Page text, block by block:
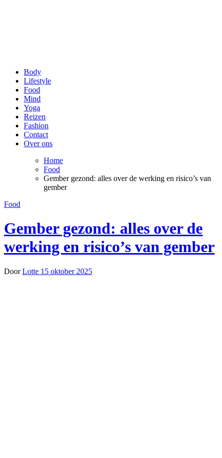
Voor een stralende lach en een fit gevoel!
Body
Lifestyle
Food
Mind
Yoga
Reizen
Fashion
Contact
Over ons
Home
Food
Gember gezond: alles over de werking en risico’s van
gember
Food
Gember gezond: alles over de
werking en risico’s van gember
DoorLotte 15 oktober 2025